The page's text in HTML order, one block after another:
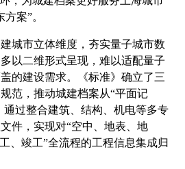
案”。
建城市立体维度，夯实量子城市数
以二维形式呈现，难以适配量子
的建设需求。《标准》确立了三
范，推动城建档案从“平面记
通过整合建筑、结构、机电等多专
件，实现对“空中、地表、地
、竣工”全流程的工程信息集成归